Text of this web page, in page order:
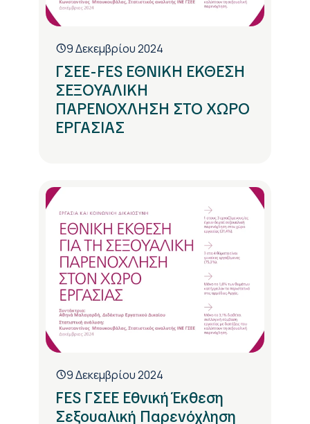
9 Δεκεμβρίου 2024
ΓΣΕΕ-FES ΕΘΝΙΚΗ ΕΚΘΕΣΗ
ΣΕΞΟΥΑΛΙΚΗ
ΠΑΡΕΝΟΧΛΗΣΗ ΣΤΟ ΧΩΡΟ
ΕΡΓΑΣΙΑΣ
9 Δεκεμβρίου 2024
FES ΓΣΕΕ Εθνική Έκθεση
Σεξουαλική Παρενόχληση